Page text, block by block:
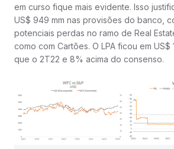
em curso fique mais evidente. Isso
US$ 949 mm nas provisões do banco,
potenciais perdas no ramo de Real
como com Cartões. O LPA ficou em US$
que o 2T22 e 8% acima do consenso.